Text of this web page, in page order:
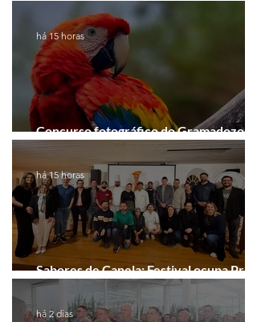
Concurso fotográfico do Gramadozoo
entra na reta final de inscrições
há 15 horas
Sabores de Canela: Festival ocupa Praça
João Corrêa em setembro
há 15 horas
há 2 dias